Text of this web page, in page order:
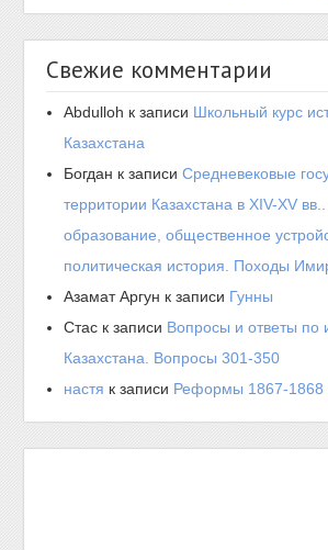
Свежие комментарии
Abdulloh к записи Школьный курс
Казахстана
Богдан к записиСредневековые
территории Казахстана в XIV-XV
образование, общественное
политическая история. Походы
Азамат Аргун к записи Гунны
Стас к записи Вопросы и ответы по
Казахстана. Вопросы 301-350
настя к записи Реформы 1867-1868